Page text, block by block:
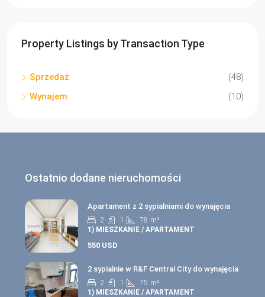
Property Listings by Transaction Type
Sprzedaż
(48)
Wynajem
(10)
Ostatnio dodane nieruchomości
Apartament z 2 sypialniami do wynajęcia
2 1 78 m²
1) MIESZKANIE / APARTAMENT
550 USD
2 sypialnie w R&F Central City do wynajęcia
2 1 75 m²
1) MIESZKANIE / APARTAMENT